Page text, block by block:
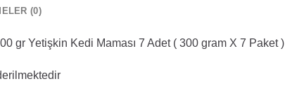
(0)
gr Yetişkin Kedi Maması 7 Adet ( 300 gram X 7 Paket )